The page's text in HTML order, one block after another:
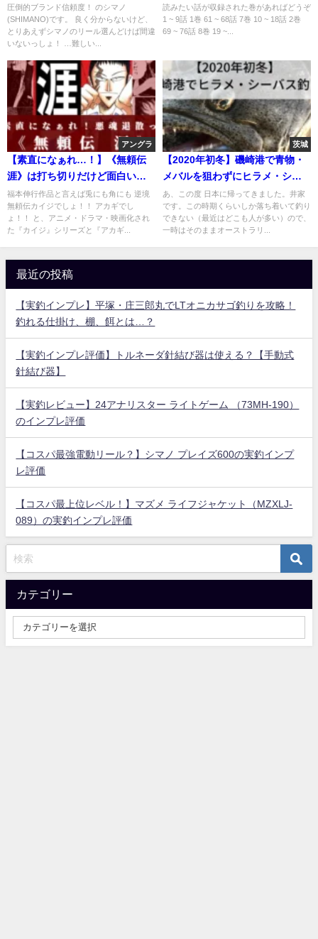
方まとめ【コスパ最強も！】
圧倒的ブランド信頼度！ のシマノ
(SHIMANO)です。 良く分からないけど、
とりあえずシマノのリール選んどけば間違
いないっしょ！ …難しい...
想
読みたい話が収録された巻があればどうぞ
1 ~ 9話 1巻 61 ~ 68話 7巻 10 ~ 18話 2巻
69 ~ 76話 8巻 19 ~...
アングラ
【素直になぁれ…！】《無頼伝
涯》は打ち切りだけど面白い
【ネタバレ含む魅力解説】
福本伸行作品と言えば兎にも角にも 逆境
無頼伝カイジでしょ！！ アカギでし
ょ！！ と、アニメ・ドラマ・映画化され
た『カイジ』シリーズと『アカギ...
茨城
【2020年初冬】磯崎港で青物・
メバルを狙わずにヒラメ・シー
バス釣り【1月】
あ、この度 日本に帰ってきました。井家
です。この時期くらいしか落ち着いて釣り
できない（最近はどこも人が多い）ので、
一時はそのままオーストラリ...
最近の投稿
【実釣インプレ】平塚・庄三郎丸でLTオニカサゴ釣りを攻略！
釣れる仕掛け、棚、餌とは…？
【実釣インプレ評価】トルネーダ針結び器は使える？【手動式
針結び器】
【実釣レビュー】24アナリスター ライトゲーム （73MH-190）
のインプレ評価
【コスパ最強電動リール？】シマノ プレイズ600の実釣インプ
レ評価
【コスパ最上位レベル！】マズメ ライフジャケット（MZXLJ-
089）の実釣インプレ評価
カテゴリー